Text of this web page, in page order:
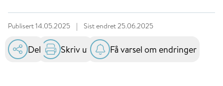
Publisert14.05.2025 | Sist endret25.06.2025
Del Skriv ut Få varsel om endringer